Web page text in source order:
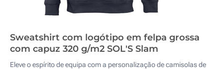
Sweatshirt com logótipo em felpa grossa
com capuz 320 g/m2 SOL'S Slam
Eleve o espírito de equipa com a personalização de camisolas de